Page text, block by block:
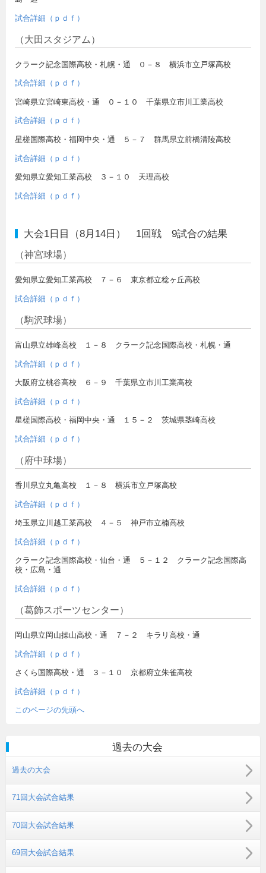
試合詳細（ｐｄｆ）
（大田スタジアム）
クラーク記念国際高校・札幌・通 ０－８ 横浜市立戸塚高校
試合詳細（ｐｄｆ）
宮崎県立宮崎東高校・通 ０－１０ 千葉県立市川工業高校
試合詳細（ｐｄｆ）
星槎国際高校・福岡中央・通 ５－７ 群馬県立前橋清陵高校
試合詳細（ｐｄｆ）
愛知県立愛知工業高校 ３－１０ 天理高校
試合詳細（ｐｄｆ）
大会1日目（8月14日） 1回戦 9試合の結果
（神宮球場）
愛知県立愛知工業高校 ７－６ 東京都立稔ヶ丘高校
試合詳細（ｐｄｆ）
（駒沢球場）
富山県立雄峰高校 １－８ クラーク記念国際高校・札幌・通
試合詳細（ｐｄｆ）
大阪府立桃谷高校 ６－９ 千葉県立市川工業高校
試合詳細（ｐｄｆ）
星槎国際高校・福岡中央・通 １５－２ 茨城県茎崎高校
試合詳細（ｐｄｆ）
（府中球場）
香川県立丸亀高校 １－８ 横浜市立戸塚高校
試合詳細（ｐｄｆ）
埼玉県立川越工業高校 ４－５ 神戸市立楠高校
試合詳細（ｐｄｆ）
クラーク記念国際高校・仙台・通 ５－１２ クラーク記念国際高
校・広島・通
試合詳細（ｐｄｆ）
（葛飾スポーツセンター）
岡山県立岡山操山高校・通 ７－２ キラリ高校・通
試合詳細（ｐｄｆ）
さくら国際高校・通 ３－１０ 京都府立朱雀高校
試合詳細（ｐｄｆ）
このページの先頭へ
過去の大会
過去の大会
71回大会試合結果
70回大会試合結果
69回大会試合結果